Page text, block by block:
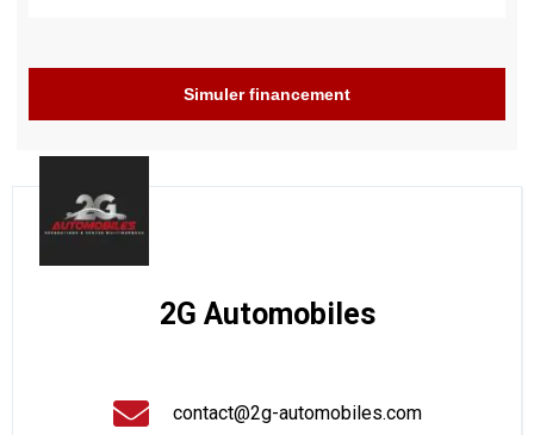
Simuler financement
2G Automobiles
contact@2g-automobiles.com